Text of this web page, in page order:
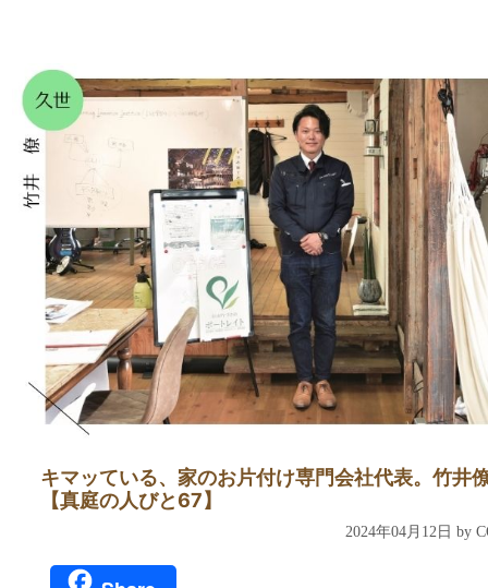
キマッている、家のお片付け専門会社代表。竹井
【真庭の人びと67】
2024年04月12日 by